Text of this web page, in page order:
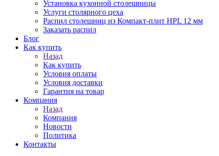
Установка кухонной столешницы
Услуги столярного цеха
Распил столешниц из Компакт-плит HPL 12 мм
Заказать распил
Блог
Как купить
Назад
Как купить
Условия оплаты
Условия доставки
Гарантия на товар
Компания
Назад
Компания
Новости
Политика
Контакты